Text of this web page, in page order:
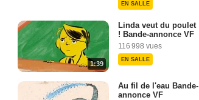
EN SALLE
1:39
Linda veut du poulet
! Bande-annonce VF
116 998 vues
EN SALLE
Au fil de l'eau Bande-
annonce VF